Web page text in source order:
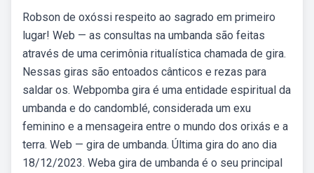
Robson de oxóssi respeito ao sagrado em primeiro
lugar! Web — as consultas na umbanda são feitas
através de uma cerimônia ritualística chamada de gira.
Nessas giras são entoados cânticos e rezas para
saldar os. Webpomba gira é uma entidade espiritual da
umbanda e do candomblé, considerada um exu
feminino e a mensageira entre o mundo dos orixás e a
terra. Web — gira de umbanda. Última gira do ano dia
18/12/2023. Weba gira de umbanda é o seu principal